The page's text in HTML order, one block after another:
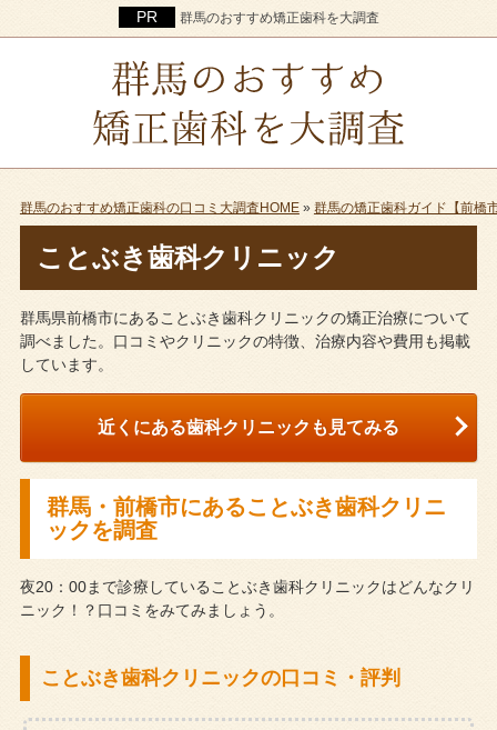
群馬のおすすめ矯正歯科を大調査
群馬のおすすめ矯正歯科の口コミ大調査HOME» 群馬の矯正歯科ガイド【前橋
ことぶき歯科クリニック
群馬県前橋市にあることぶき歯科クリニックの矯正治療について
調べました。口コミやクリニックの特徴、治療内容や費用も掲載
しています。
近くにある歯科クリニックも見てみる
群馬・前橋市にあることぶき歯科クリニ
ックを調査
夜20：00まで診療していることぶき歯科クリニックはどんなクリ
ニック！？口コミをみてみましょう。
ことぶき歯科クリニックの口コミ・評判